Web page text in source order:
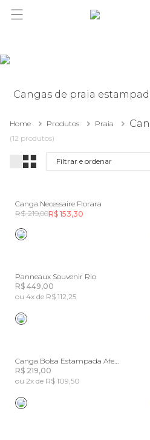
você merece 30% OFF pra
Cangas de praia
Home Produtos Praia
(12 produtos)
Filtrar e ordenar
Canga Necessaire Florara
R$ 219,00R$ 153,30
Panneaux Souvenir Rio
R$ 449,00
ou 4x de R$ 112,25
Canga Bolsa Estampada Afeto Tropical
R$ 219,00
ou 2x de R$ 109,50